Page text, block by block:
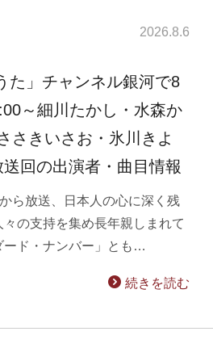
2026.8.6
た」チャンネル銀河で8
～細川たかし・水森か
さきいさお・氷川きよ
回の出演者・曲目情報
ら放送、日本人の心に深く残
の支持を集め長年親しまれて
ード・ナンバー」とも…
続きを読む